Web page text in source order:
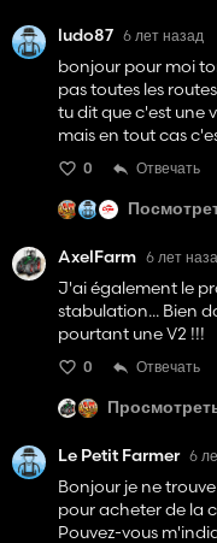
ludo87 6 лет назад
bonjour pour moi
pas toutes les
tu dit que c'est une
mais en tout cas
0 Отвечать
AxelFarm 6 лет
J'ai également le
stabulation... Bien
pourtant une V2 !!!
0 Отвечать
Le Petit Farmer 6
Bonjour je ne
pour acheter de la
Pouvez-vous